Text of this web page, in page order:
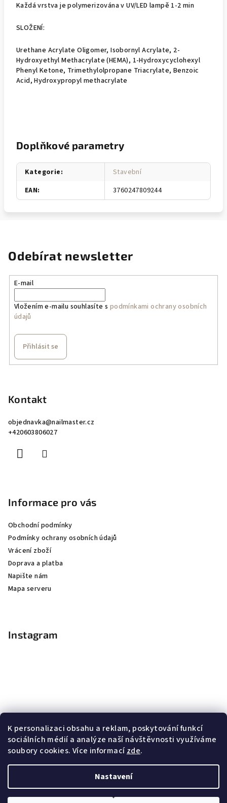
K personalizaci obsahu a reklam, poskytování funkcí
sociálních médií a analýze naší návštěvnosti využíváme
soubory cookies. Více informacízde.
Nastavení
Každá vrstva je polymerizována v UV/LED lampě 1-2 min
SLOŽENÍ:
Urethane Acrylate Oligomer, Isobornyl Acrylate, 2-
Hydroxyethyl Methacrylate (HEMA), 1-Hydroxycyclohexyl
Phenyl Ketone, Trimethylolpropane Triacrylate, Benzoic
Acid, Hydroxypropyl methacrylate
Doplňkové parametry
Kategorie:
Stavební
EAN: 3760247809244
Odebírat newsletter
E-mail
Vložením e-mailu souhlasíte s podmínkami ochrany osobních
údajů
Přihlásit se
Kontakt
objednavka@nailmaster.cz
+420603806027
Informace pro vás
Obchodní podmínky
Podmínky ochrany osobních údajů
Vrácení zboží
Doprava a platba
Napište nám
Mapa serveru
Instagram
Sledovat na Instagramu